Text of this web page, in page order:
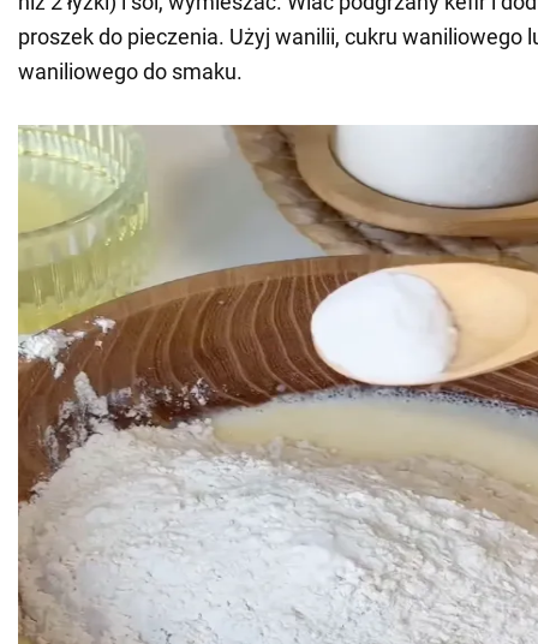
proszek do pieczenia. Użyj wanilii, cukru waniliowego
waniliowego do smaku.